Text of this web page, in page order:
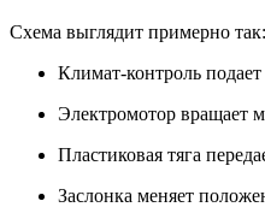
Схема выглядит примерно так:
Климат-контроль подает
Электромотор вращает
Пластиковая тяга
Заслонка меняет